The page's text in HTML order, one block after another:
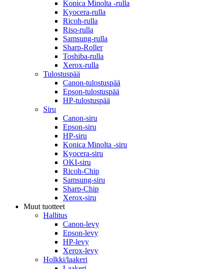
Konica Minolta -rulla
Kyocera-rulla
Ricoh-rulla
Riso-rulla
Samsung-rulla
Sharp-Roller
Toshiba-rulla
Xerox-rulla
Tulostuspää
Canon-tulostuspää
Epson-tulostuspää
HP-tulostuspää
Siru
Canon-siru
Epson-siru
HP-siru
Konica Minolta -siru
Kyocera-siru
OKI-siru
Ricoh-Chip
Samsung-siru
Sharp-Chip
Xerox-siru
Muut tuotteet
Hallitus
Canon-levy
Epson-levy
HP-levy
Xerox-levy
Holkki/laakeri